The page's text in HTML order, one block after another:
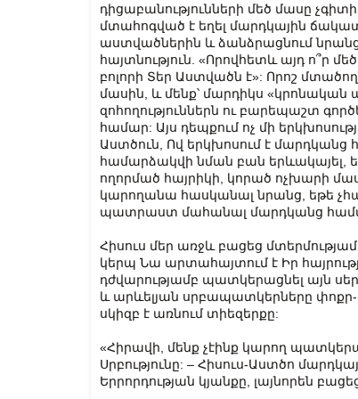
դիցաբանությունների մեծ մասը
մտահոգված է եղել մարդկային
աստվածներին և ձանձրացնում
հայտնություն. «Որովհետև այդ ո՞ր
բոլորի Տեր Աստվածն է»: Որոշ
մասին, և մենք՝ մարդիկս «կրոնական
զոհողություններն ու բարեպաշտ
համար: Այս դեպքում ոչ մի
Աստծուն, Ով երկխոսում է մարդկանց
համարձակվի նման բան երևակայել,
ողորմած հայրիկի, կորած ոչխարի
կարողանա հասկանալ նրանց, եթե
պատրաստ մահանալ մարդկանց
Հիսուս մեր առջև բացեց
կերպ Նա արտահայտում է Իր
դժվարությամբ պատկերացնել այն
և արևելյան սրբապատկերները փոքր-
սկիզբ է առնում տիեզերքը:
«Հիրավի, մենք չէինք կարող
Սրբությունը: – Հիսուս-Աստծո
Երրորդության կյանքը, լայնորեն